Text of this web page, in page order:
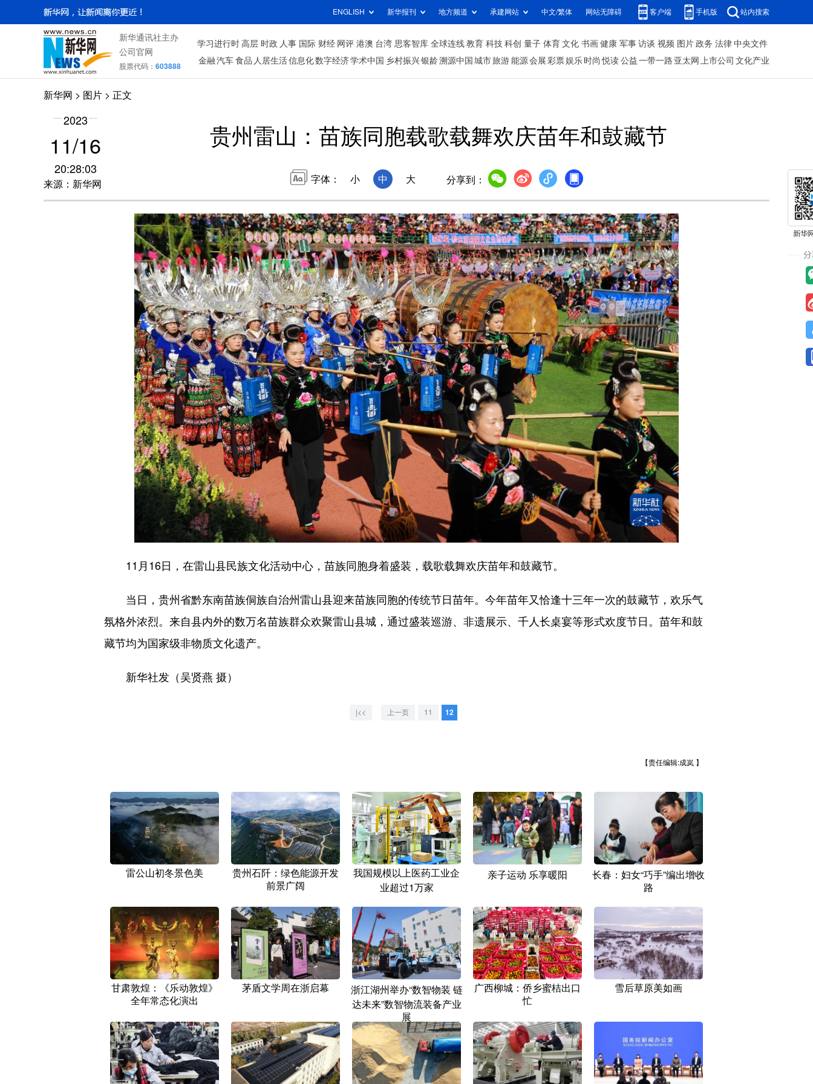
ENGLISH 新华报刊 地方频道 承建网站 中文/繁体 网站无障碍 客户端 手机版 站内搜索
新华通讯社主办
公司官网
股票代码： 603888
学习进行时 高层 时政 人事 国际 财经 网评 港澳 台湾 思客智库 全球连线 教育 科技 科创 量子 体育 文化 书画 健康 军事 访谈 视频 图片 政务 法律 中央文件
金融 汽车 食品 人居生活信息化数字经济学术中国 乡村振兴银龄溯源中国 城市旅游 能源 会展 彩票娱乐 时尚 悦读 公益 一带一路 亚太网 上市公司 文化产业
新华网 > 图片 > 正文
2023
11/16
20:28:03
来源：新华网
贵州雷山：苗族同胞载歌载舞欢庆苗年和鼓藏节
字体： 小 中 大 分享到：
11月16日，在雷山县民族文化活动中心，苗族同胞身着盛装，载歌载舞欢庆苗年和鼓藏节。
当日，贵州省黔东南苗族侗族自治州雷山县迎来苗族同胞的传统节日苗年。今年苗年又恰逢十三年一次的鼓藏节，欢乐气
氛格外浓烈。来自县内外的数万名苗族群众欢聚雷山县城，通过盛装巡游、非遗展示、千人长桌宴等形式欢度节日。苗年和鼓
藏节均为国家级非物质文化遗产。
新华社发（吴贤燕 摄）
|<< 上一页 11 12
【责任编辑:成岚 】
雷公山初冬景色美
贵州石阡：绿色能源开发
前景广阔
我国规模以上医药工业企
业超过1万家
亲子运动 乐享暖阳
长春：妇女“巧手”编出增收
路
甘肃敦煌：《乐动敦煌》
全年常态化演出
茅盾文学周在浙启幕
浙江湖州举办“数智物装 链
达未来”数智物流装备产业
展
广西柳城：侨乡蜜桔出口
忙
雪后草原美如画